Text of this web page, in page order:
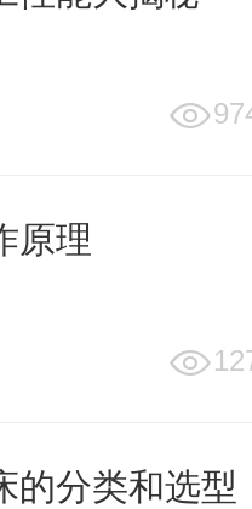
原理
的分类和选型